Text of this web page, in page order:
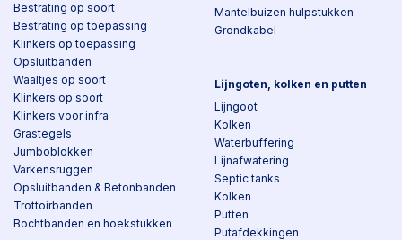
Bestrating op soort
Bestrating op toepassing
Klinkers op toepassing
Opsluitbanden
Waaltjes op soort
Klinkers op soort
Klinkers voor infra
Grastegels
Jumboblokken
Varkensruggen
Opsluitbanden & Betonbanden
Trottoirbanden
Bochtbanden en hoekstukken
Mantelbuizen hulpstukken
Grondkabel
Lijngoten, kolken en putten
Lijngoot
Kolken
Waterbuffering
Lijnafwatering
Septic tanks
Kolken
Putten
Putafdekkingen